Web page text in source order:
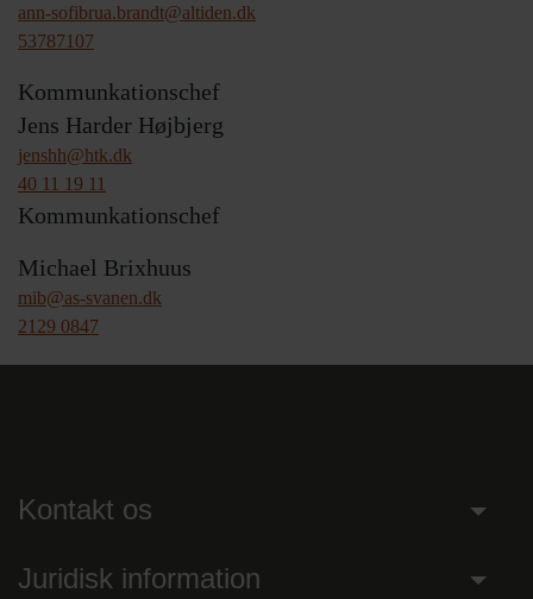
ann-sofibrua.brandt@altiden.dk
53787107
Kommunkationschef
Jens Harder Højbjerg
jenshh@htk.dk
40 11 19 11
Kommunkationschef
Michael Brixhuus
mib@as-svanen.dk
2129 0847
Kontakt os
Juridisk information